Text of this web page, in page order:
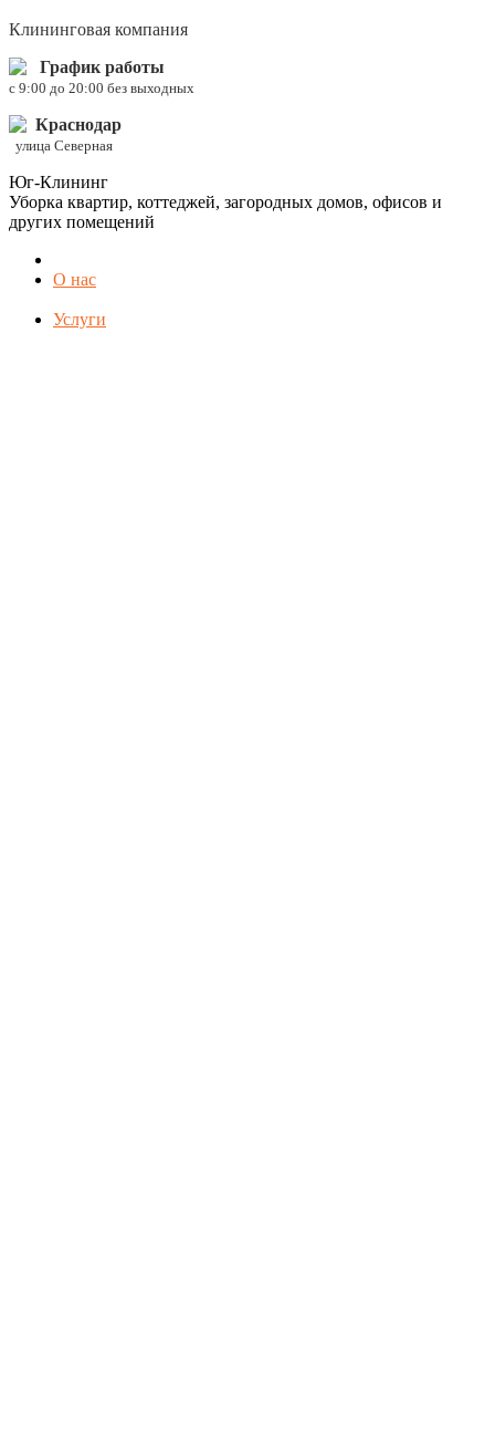
Клининговая компания
График работы
c 9:00 до 20:00 без выходных
Краснодар
улица Северная
Юг-Клининг
Уборка квартир, коттеджей, загородных домов, офисов и
других помещений
О нас
Услуги